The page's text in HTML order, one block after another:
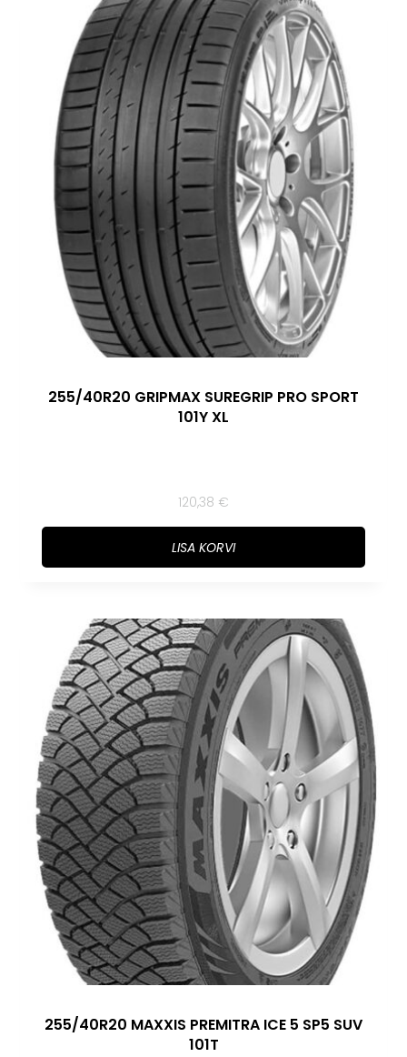
255/40R20 GRIPMAX SUREGRIP PRO SPORT
101Y XL
120,38 €
LISA KORVI
255/40R20 MAXXIS PREMITRA ICE 5 SP5 SUV
101T